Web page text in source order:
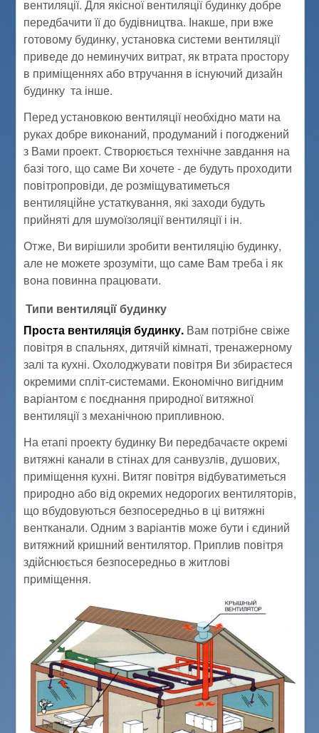
вентиляції. Для якісної вентиляції будинку добре
передбачити її до будівництва. Інакше, при вже
готовому будинку, установка системи вентиляції
приведе до неминучих витрат, як втрата простору
в приміщеннях або втручання в існуючий дизайн
будинку та інше.
Перед установкою вентиляції необхідно мати на
руках добре виконаний, продуманий і погоджений
з Вами проект. Створюється технічне завдання на
базі того, що саме Ви хочете - де будуть проходити
повітропровіди, де розміщуватиметься
вентиляційне устаткування, які заходи будуть
прийняті для шумоїзоляції вентиляції і ін.
Отже, Ви вирішили зробити вентиляцію будинку,
але не можете зрозуміти, що саме Вам треба і як
вона повинна працювати.
Типи вентиляції будинку
Проста вентиляція будинку. Вам потрібне свіже
повітря в спальнях, дитячій кімнаті, тренажерному
залі та кухні. Охолоджувати повітря Ви збираєтеся
окремими спліт-системами. Економічно вигідним
варіантом є поєднання природної витяжної
вентиляції з механічною припливною.
На етапі проекту будинку Ви передбачаєте окремі
витяжні канали в стінах для санвузлів, душових,
приміщення кухні. Витяг повітря відбуватиметься
природно або від окремих недорогих вентиляторів,
що вбудовуються безпосередньо в ці витяжні
вентканали. Одним з варіантів може бути і єдиний
витяжний кришний вентилятор. Приплив повітря
здійснюється безпосередньо в житлові
приміщення.